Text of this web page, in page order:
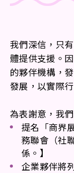
我們深信，只
體提供支援。
的夥伴機構，
發展，以實際
為表謝意，我
提名「商界
務聯會（社
係。】
企業夥伴將